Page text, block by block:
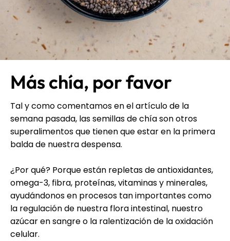
Más chía, por favor
Tal y como comentamos en el artículo de la
semana pasada, las semillas de chía son otros
superalimentos que tienen que estar en la primera
balda de nuestra despensa.
¿Por qué? Porque están repletas de antioxidantes,
omega-3, fibra, proteínas, vitaminas y minerales,
ayudándonos en procesos tan importantes como
la regulación de nuestra flora intestinal, nuestro
azúcar en sangre o la ralentización de la oxidación
celular.